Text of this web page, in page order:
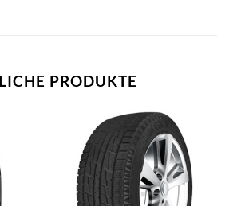
PRODUKTE